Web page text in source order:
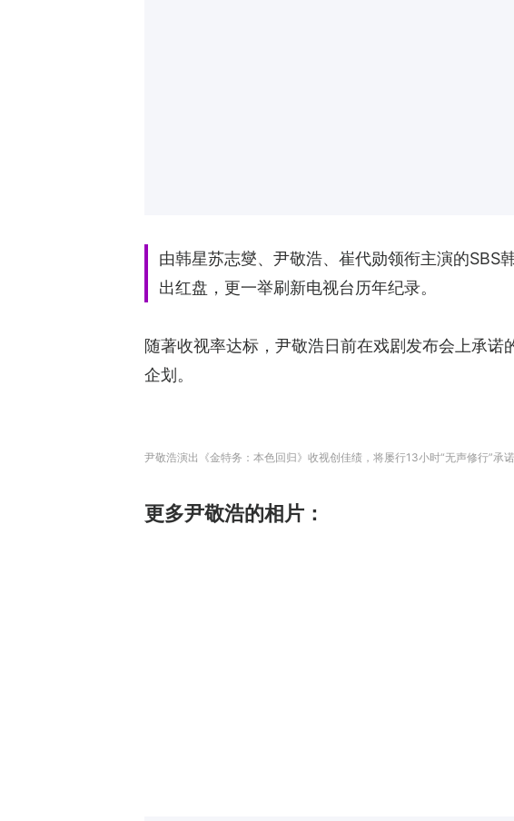
由韩星苏志燮、尹敬浩、崔代勋领衔主演的SBS
出红盘，更一举刷新电视台历年纪录。
随著收视率达标，尹敬浩日前在戏剧发布会上承
企划。
尹敬浩演出《金特务：本色回归》收视创佳绩，将屡行13小时“无声修行”承诺
更多尹敬浩的相片：